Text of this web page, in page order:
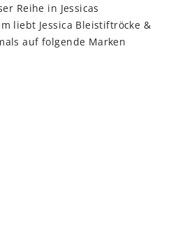
Reihe in Jessicas
liebt Jessica Bleistiftröcke &
auf folgende Marken